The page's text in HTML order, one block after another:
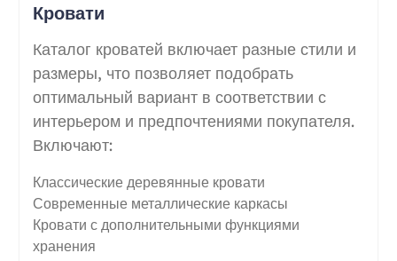
Кровати
Каталог кроватей включает разные стили и
размеры, что позволяет подобрать
оптимальный вариант в соответствии с
интерьером и предпочтениями покупателя.
Включают:
Классические деревянные кровати
Современные металлические каркасы
Кровати с дополнительными функциями
хранения